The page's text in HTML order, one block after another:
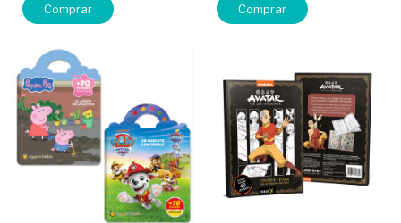
Comprar Comprar